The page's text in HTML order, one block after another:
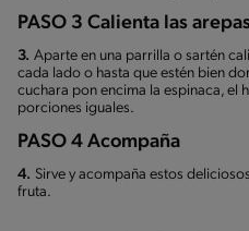
PASO 3 Calienta las
3. Aparte en una parrilla o sartén
cada lado o hasta que estén bien
cuchara pon encima la espinaca, el
porciones iguales.
PASO 4 Acompaña
4. Sirve y acompaña estos
fruta.